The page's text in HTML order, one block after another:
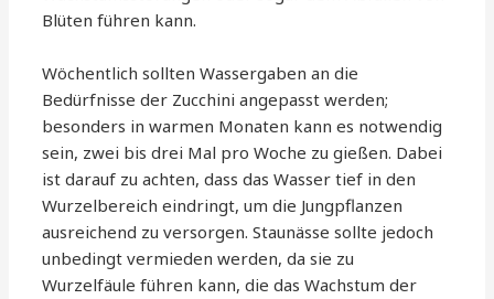
Blüten führen kann.
Wöchentlich sollten Wassergaben an die
Bedürfnisse der Zucchini angepasst werden;
besonders in warmen Monaten kann es notwendig
sein, zwei bis drei Mal pro Woche zu gießen. Dabei
ist darauf zu achten, dass das Wasser tief in den
Wurzelbereich eindringt, um die Jungpflanzen
ausreichend zu versorgen. Staunässe sollte jedoch
unbedingt vermieden werden, da sie zu
Wurzelfäule führen kann, die das Wachstum der